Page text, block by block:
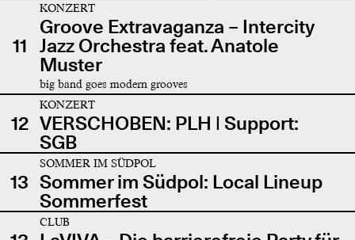
11
KONZERT
Groove Extravaganza – Intercity
Jazz Orchestra feat. Anatole
Muster
big band goes modern grooves
12
KONZERT
VERSCHOBEN: PLH | Support:
SGB
13
SOMMER IM SÜDPOL
Sommer im Südpol: Local Lineup
Sommerfest
CLUB